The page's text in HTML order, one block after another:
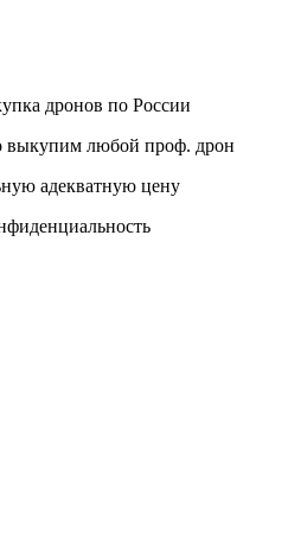
дронов по России
выкупим любой проф. дрон
адекватную цену